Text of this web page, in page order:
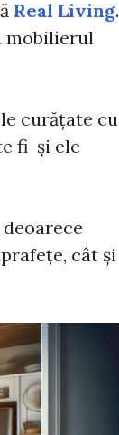
Real Living.
mobilierul
curățate cu
fi și ele
cât și